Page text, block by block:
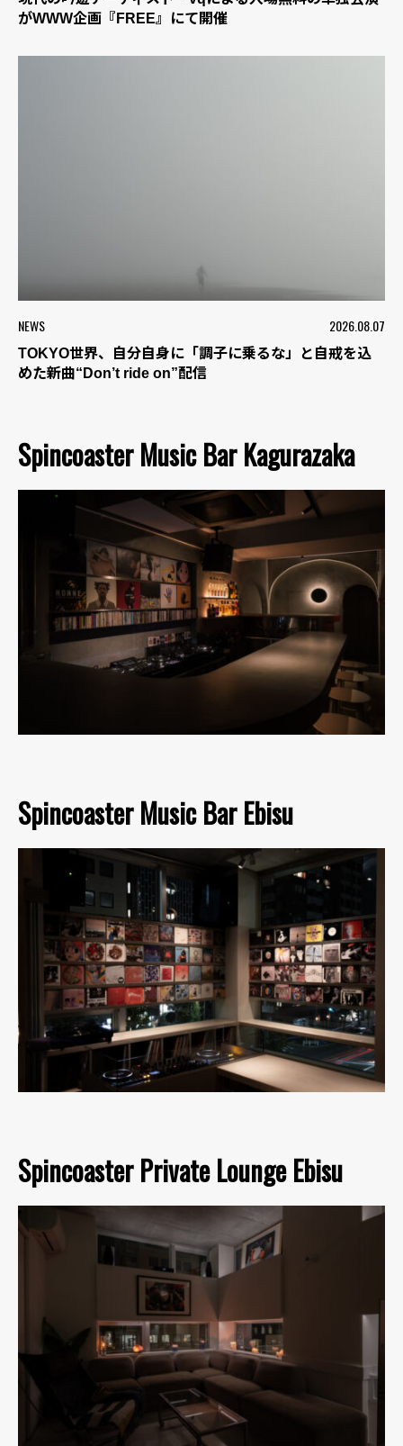
がWWW企画『FREE』にて開催
NEWS 2026.08.07
TOKYO世界、自分自身に「調子に乗るな」と自戒を込
めた新曲“Don’t ride on”配信
Spincoaster Music Bar Kagurazaka
Spincoaster Music Bar Ebisu
Spincoaster Private Lounge Ebisu